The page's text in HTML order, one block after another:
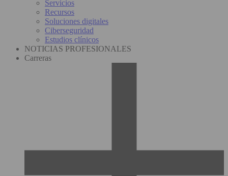
Servicios
Recursos
Soluciones digitales
Ciberseguridad
Estudios clínicos
NOTICIAS PROFESIONALES
Carreras